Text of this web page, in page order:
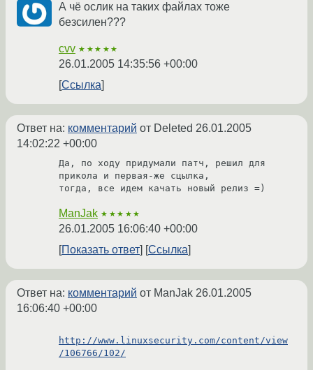
А чё ослик на таких файлах тоже
безсилен???
cvv ★★★★★
26.01.2005 14:35:56 +00:00
Ссылка
Ответ на: комментарий от Deleted 26.01.2005
14:02:22 +00:00
Да, по ходу придумали патч, решил для
прикола и первая-же сцылка,
тогда, все идем качать новый релиз =)
ManJak ★★★★★
26.01.2005 16:06:40 +00:00
Показать ответ
Ссылка
Ответ на: комментарий от ManJak 26.01.2005
16:06:40 +00:00
http://www.linuxsecurity.com/content/view
/106766/102/